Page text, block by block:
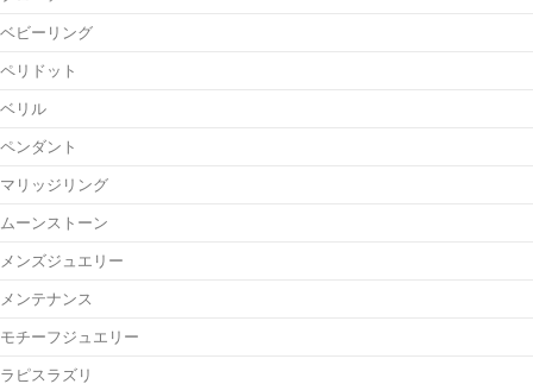
ベビーリング
ペリドット
ベリル
ペンダント
マリッジリング
ムーンストーン
メンズジュエリー
メンテナンス
モチーフジュエリー
ラピスラズリ